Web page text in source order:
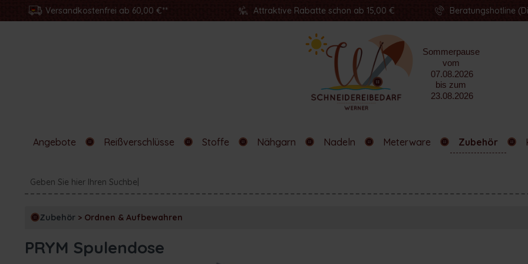
Versandkostenfrei ab 60,00 €** Attraktive Rabatte schon ab 15,00 € Beratungshotline
Angebote Reißverschlüsse Stoffe Nähgarn Nadeln Meterware Zubehör
Zubehör > Ordnen & Aufbewahren
PRYM Spulendose